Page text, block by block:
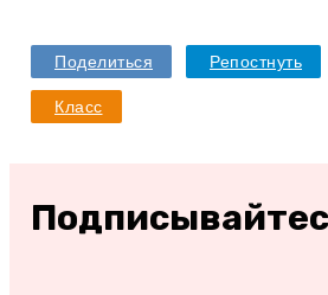
Поделиться Репостнуть
Класс